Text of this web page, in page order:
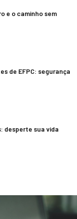
e o caminho sem
de EFPC: segurança
desperte sua vida